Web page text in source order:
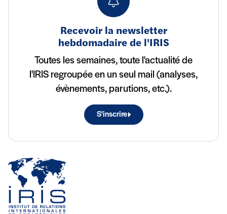
Recevoir la newsletter
hebdomadaire de l'IRIS
Toutes les semaines, toute l'actualité de
l'IRIS regroupée en un seul mail (analyses,
évènements, parutions, etc.).
S'inscrire